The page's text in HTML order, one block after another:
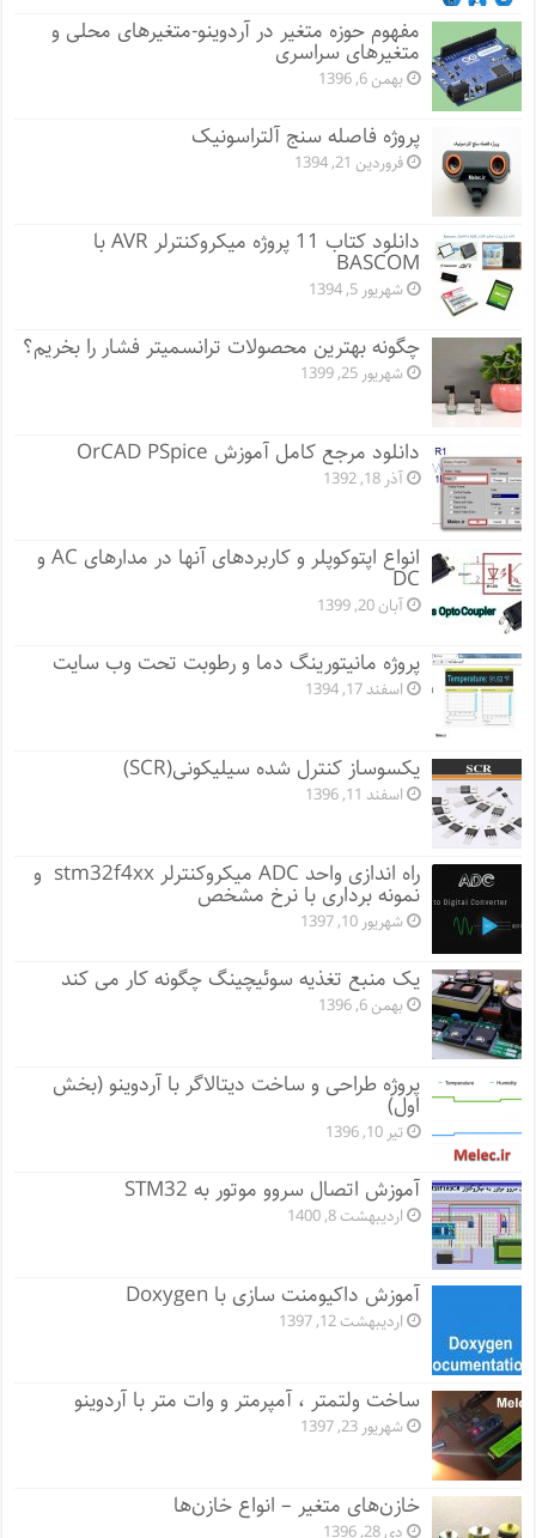
مفهوم حوزه متغیر در آردوینو-متغیرهای محلی و
متغیرهای سراسری
بهمن 6, 1396
پروژه فاصله سنج آلتراسونیک
فروردین 21, 1394
دانلود کتاب 11 پروژه میکروکنترلر AVR با
BASCOM
شهریور 5, 1394
چگونه بهترین محصولات ترانسمیتر فشار را بخریم؟
شهریور 25, 1399
دانلود مرجع کامل آموزش OrCAD PSpice
آذر 18, 1392
انواع اپتوکوپلر و کاربردهای آنها در مدارهای AC و
DC
آبان 20, 1399
پروژه مانيتورينگ دما و رطوبت تحت وب سایت
اسفند 17, 1394
یکسوساز کنترل شده سیلیکونی(SCR)
اسفند 11, 1396
راه اندازی واحد ADC میکروکنترلر stm32f4xx و
نمونه برداری با نرخ مشخص
شهریور 10, 1397
یک منبع تغذیه سوئیچینگ چگونه کار می کند
بهمن 6, 1396
پروژه طراحی و ساخت دیتالاگر با آردوینو (بخش
اول)
تیر 10, 1396
آموزش اتصال سروو موتور به STM32
اردیبهشت 8, 1400
آموزش داکیومنت سازی با Doxygen
اردیبهشت 12, 1397
ساخت ولتمتر ، آمپرمتر و وات متر با آردوینو
شهریور 23, 1397
خازن‌های متغیر – انواع خازن‌ها
دی 28, 1396